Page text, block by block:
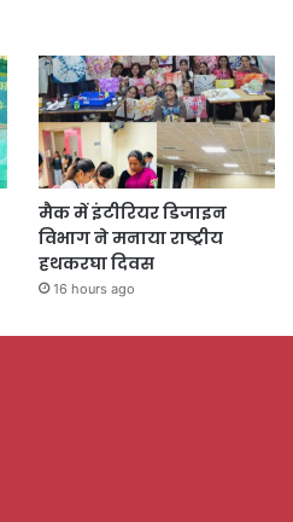
मैक में इंटीरियर डिजाइन
विभाग ने मनाया राष्ट्रीय
हथकरघा दिवस
16 hours ago